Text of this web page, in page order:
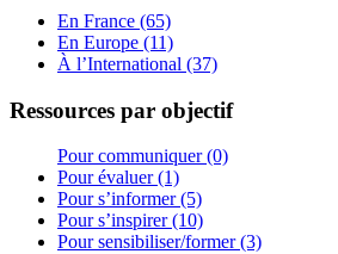
En France (65)
En Europe (11)
À l’International (37)
Ressources par objectif
Pour communiquer (0)
Pour évaluer (1)
Pour s’informer (5)
Pour s’inspirer (10)
Pour sensibiliser/former (3)